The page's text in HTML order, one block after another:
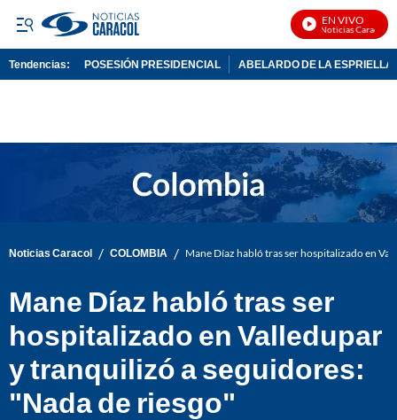
EN VIVO
Noticias Caracol En
Tendencias: POSESIÓN PRESIDENCIAL ABELARDO DE LA ESPRIELLA
Noticias Caracol / COLOMBIA / Mane Díaz habló tras ser hospitalizado en
Mane Díaz habló tras ser
hospitalizado en Valledupar
y tranquilizó a seguidores:
"Nada de riesgo"